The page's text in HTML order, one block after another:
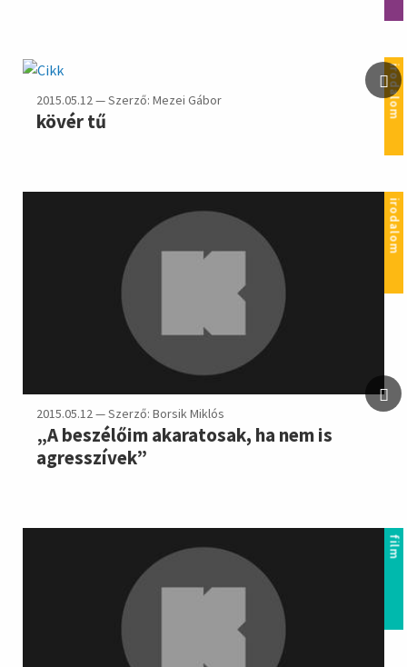
irodalom
2015.05.12 — Szerző: Mezei Gábor
kövér tű
irodalom
2015.05.12 — Szerző: Borsik Miklós
„A beszélőim akaratosak, ha nem is
agresszívek”
film